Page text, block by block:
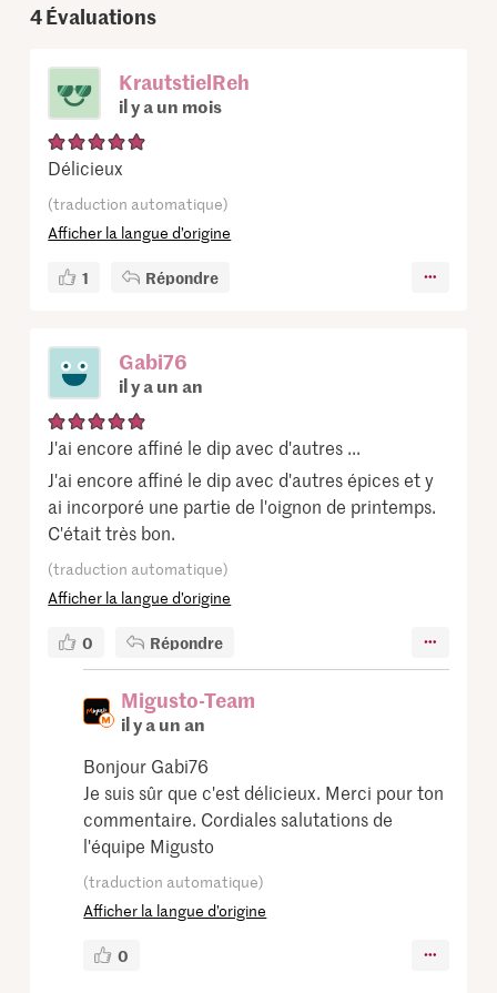
4Évaluations
KrautstielReh
il y a un mois
Délicieux
(traduction automatique)
Afficher la langue d’origine
1 Répondre
Gabi76
il y a un an
J'ai encore affiné le dip avec d'autres ...
J'ai encore affiné le dip avec d'autres épices et y
ai incorporé une partie de l'oignon de printemps.
C'était très bon.
(traduction automatique)
Afficher la langue d’origine
0 Répondre
Migusto-Team
il y a un an
Bonjour Gabi76
Je suis sûr que c'est délicieux. Merci pour ton
commentaire. Cordiales salutations de
l'équipe Migusto
(traduction automatique)
Afficher la langue d’origine
0